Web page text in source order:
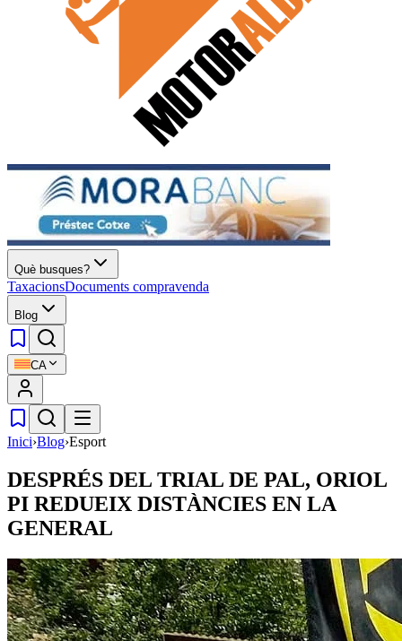
Què busques?
TaxacionsDocuments compravenda
Blog
CA
Inici›Blog›Esport
DESPRÉS DEL TRIAL DE PAL, ORIOL
PI REDUEIX DISTÀNCIES EN LA
GENERAL